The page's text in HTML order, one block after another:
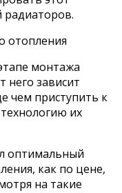
радиаторов.
отопления
монтажа
него зависит
чем приступить к
их
оптимальный
как по цене,
на такие